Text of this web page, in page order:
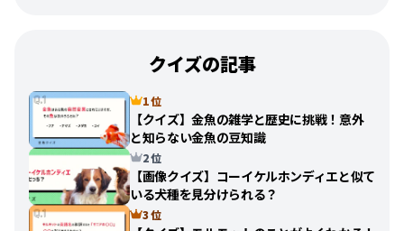
クイズの記事
1 位
【クイズ】金魚の雑学と歴史に挑戦！意外
と知らない金魚の豆知識
2 位
【画像クイズ】コーイケルホンディエと似て
いる犬種を見分けられる？
3 位